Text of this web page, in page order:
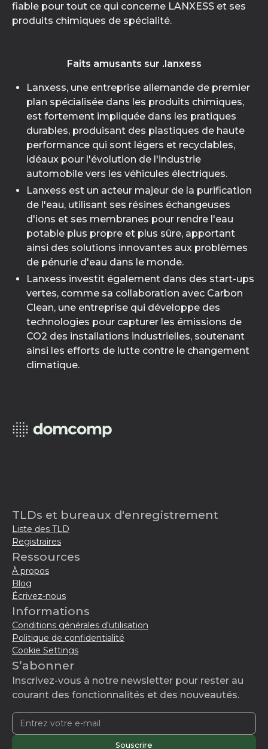
fiable pour tout ce qui concerne LANXESS et ses
produits chimiques de spécialité.
Faits amusants sur .lanxess
Lanxess, une entreprise allemande de premier
plan spécialisée dans les produits chimiques,
est fortement impliquée dans les pratiques
durables, produisant des plastiques de haute
performance qui sont légers et recyclables,
idéaux pour l'évolution de l'industrie
automobile vers les véhicules électriques.
Lanxess est un acteur majeur de la purification
de l'eau, utilisant ses résines échangeuses
d'ions et ses membranes pour rendre l'eau
potable plus propre et plus sûre, apportant
ainsi des solutions innovantes aux problèmes
de pénurie d'eau dans le monde.
Lanxess investit également dans des start-ups
vertes, comme sa collaboration avec Carbon
Clean, une entreprise qui développe des
technologies pour capturer les émissions de
CO2 des installations industrielles, soutenant
ainsi les efforts de lutte contre le changement
climatique.
TLDs et bureaux d'enregistrement
Liste des TLD
Registraires
Ressources
À propos
Blog
Écrivez-nous
Informations
Conditions générales d'utilisation
Politique de confidentialité
Cookie Settings
S’abonner
Inscrivez-vous à notre newsletter pour rester au
courant des fonctionnalités et des nouveautés.